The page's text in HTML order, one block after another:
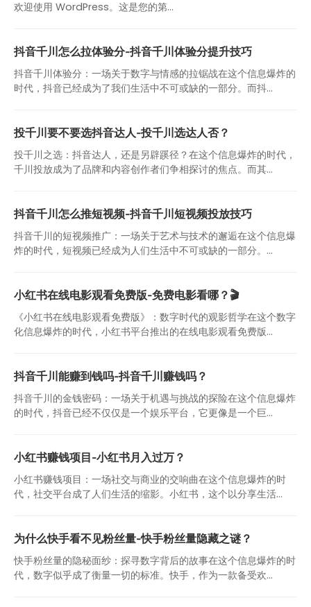
欢迎使用 WordPress。这是您的第…
抖音千川怎么拉体验分-抖音千川体验分提升技巧
抖音千川体验分：一场关于数字与情感的拉锯战在这个信息爆炸的
时代，抖音已经成为了我们生活中不可或缺的一部分。而抖...
投千川要不要选抖音达人-投千川选达人否？
投千川之选：抖音达人，还是另辟蹊径？在这个信息爆炸的时代，
千川投放成为了品牌和内容创作者们争相探讨的焦点。而其...
抖音千川怎么推短视频-抖音千川短视频投放技巧
抖音千川的短视频推广：一场关于艺术与技术的邂逅在这个信息爆
炸的时代，短视频已经成为人们生活中不可或缺的一部分。...
小红书在线电影观看免费版-免费电影看哪？🎬
《小红书在线电影观看免费版》：数字时代的观影哲学在这个数字
化信息爆炸的时代，小红书平台推出的在线电影观看免费版...
抖音千川能赚到钱吗-抖音千川赚钱吗？
抖音千川的金钱密码：一场关于机遇与挑战的探险在这个信息爆炸
的时代，抖音已经不仅仅是一个娱乐平台，它更像是一个巨...
小红书赚钱项目-小红书月入过万？
小红书赚钱项目：一场社交与商业的交响曲在这个信息爆炸的时
代，社交平台成了人们生活的缩影。小红书，这个以分享生活...
为什么快手看不见粉丝量-快手粉丝量隐藏之谜？
快手粉丝量的隐秘面纱：探寻数字背后的故事在这个信息爆炸的时
代，数字似乎成了衡量一切的标准。快手，作为一款备受欢...